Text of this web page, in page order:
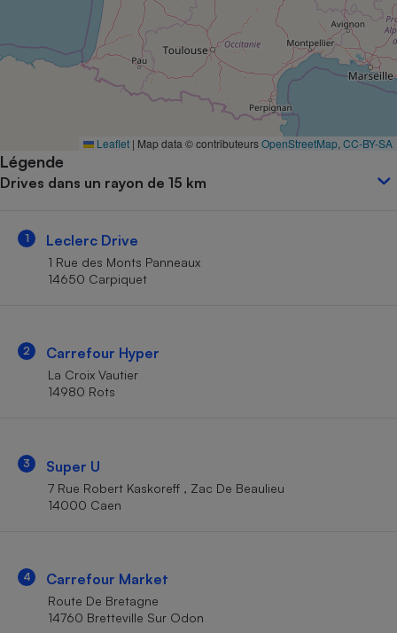
Leaflet | Map data © contributeursOpenStreetMap CC-BY-SA
Légende
Drives dans un rayon de 15 km
1 Leclerc Drive
1 Rue des Monts Panneaux
14650 Carpiquet
2 Carrefour Hyper
La Croix Vautier
14980 Rots
3 Super U
7 Rue Robert Kaskoreff , Zac De Beaulieu
14000 Caen
4 Carrefour Market
Route De Bretagne
14760 Bretteville Sur Odon
Complément
alimentaire
Assurance emprunteur
Petit électroménager -
Mutuelle